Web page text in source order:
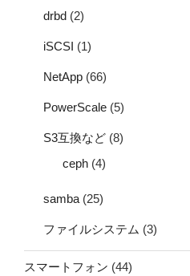
drbd (2)
iSCSI (1)
NetApp (66)
PowerScale (5)
S3互換など (8)
ceph (4)
samba (25)
ファイルシステム (3)
スマートフォン (44)